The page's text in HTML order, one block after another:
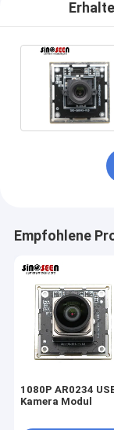
Empfohlene
1080P AR0234
Kamera Modul